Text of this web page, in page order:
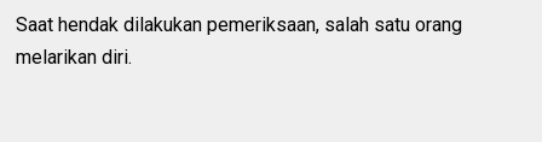
Saat hendak dilakukan pemeriksaan, salah satu orang
melarikan diri.